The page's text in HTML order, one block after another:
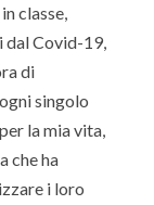
classe,
Covid-19,
di
singolo
la mia vita,
che ha
i loro